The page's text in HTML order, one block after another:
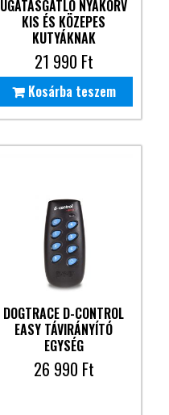
UGATÁSGÁTLÓ NYAKÖRV
KIS ÉS KÖZEPES
KUTYÁKNAK
21 990 Ft
Kosárba teszem
DOGTRACE D-CONTROL
EASY TÁVIRÁNYÍTÓ
EGYSÉG
26 990 Ft